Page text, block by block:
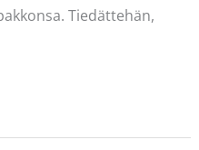
Tiedättehän,